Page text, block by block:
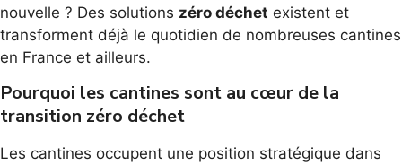
nouvelle ? Des solutions zéro déchet existent et
transforment déjà le quotidien de nombreuses cantines
en France et ailleurs.
Pourquoi les cantines sont au cœur de la
transition zéro déchet
Les cantines occupent une position stratégique dans